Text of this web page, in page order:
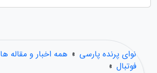
نوای پرنده پارسی » همه اخبار و مقاله ها
فوتبال »